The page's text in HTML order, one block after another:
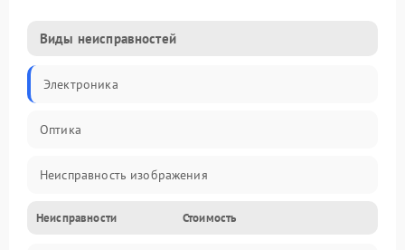
Виды неисправностей
Электроника
Оптика
Неисправность изображения
Механические повреждения
Неисправности Стоимость